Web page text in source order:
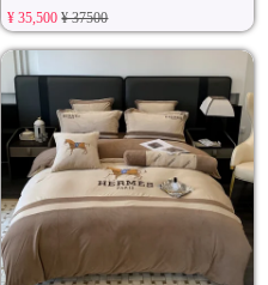
¥ 35,500¥ 37500